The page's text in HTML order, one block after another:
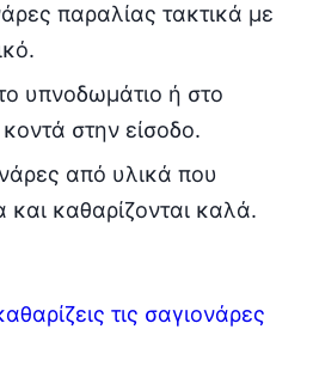
παραλίας τακτικά με
υπνοδωμάτιο ή στο
στην είσοδο.
από υλικά που
καθαρίζονται καλά.
τις σαγιονάρες